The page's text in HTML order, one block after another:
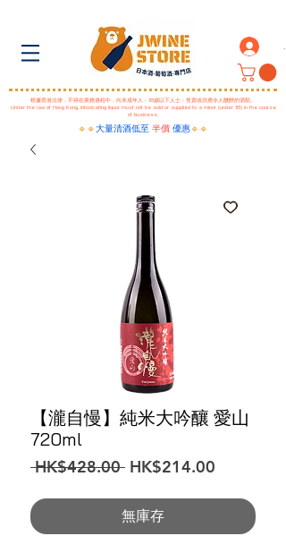
.
根據香港法律，不得在業務過程中，向未成年人﹙18歲以下人士﹚售賣或供應令人醺醉的酒類。
Under the law of Hong Kong, intoxicating liquor must not be sold or supplied to a minor (under 18) in the course
of business.
🔹🔹大量清酒低至 半價 優惠🔹🔹
【瀧自慢】純米大吟釀 愛山
720ml
HK$428.00 一
價
格
HK$214.00
價
無庫存